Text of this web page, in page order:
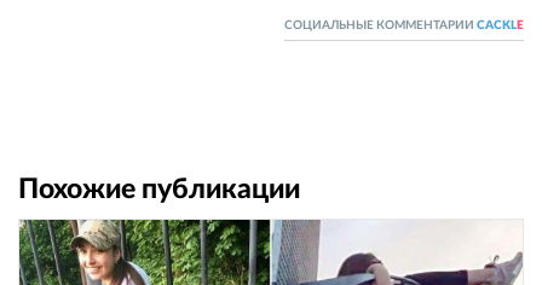
СОЦИАЛЬНЫЕ КОММЕНТАРИИ CACKL E
Похожие публикации